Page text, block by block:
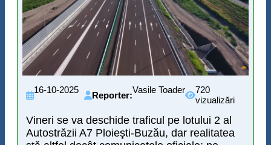
16-10-2025 Reporter:Vasile Toader
720
vizualizări
Vineri se va deschide traficul pe lotului 2 al
Autostrăzii A7 Ploieşti-Buzău, dar realitatea